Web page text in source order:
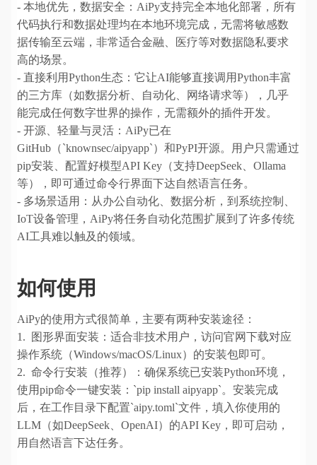
- 本地优先，数据安全：AiPy支持完全本地化部署，所有
代码执行和数据处理均在本地环境完成，无需将敏感数
据传输至云端，非常适合金融、医疗等对数据隐私要求
高的场景。
- 直接利用Python生态：它让AI能够直接调用Python丰富
的三方库（如数据分析、自动化、网络请求等），几乎
能完成任何数字世界的操作，无需额外的插件开发。
- 开源、轻量与灵活：AiPy已在
GitHub（`knownsec/aipyapp`）和PyPI开源。用户只需通过
pip安装、配置好模型API Key（支持DeepSeek、Ollama
等），即可通过命令行界面下达自然语言任务。
- 多场景适用：从办公自动化、数据分析，到系统控制、
IoT设备管理，AiPy将任务自动化范围扩展到了许多传统
AI工具难以触及的领域。
如何使用
AiPy的使用方式很简单，主要有两种安装途径：
1. 图形界面安装：适合非技术用户，访问官网下载对应
操作系统（Windows/macOS/Linux）的安装包即可。
2. 命令行安装（推荐）：确保系统已安装Python环境，
使用pip命令一键安装：`pip install aipyapp`。安装完成
后，在工作目录下配置`aipy.toml`文件，填入你使用的
LLM（如DeepSeek、OpenAI）的API Key，即可启动，
用自然语言下达任务。